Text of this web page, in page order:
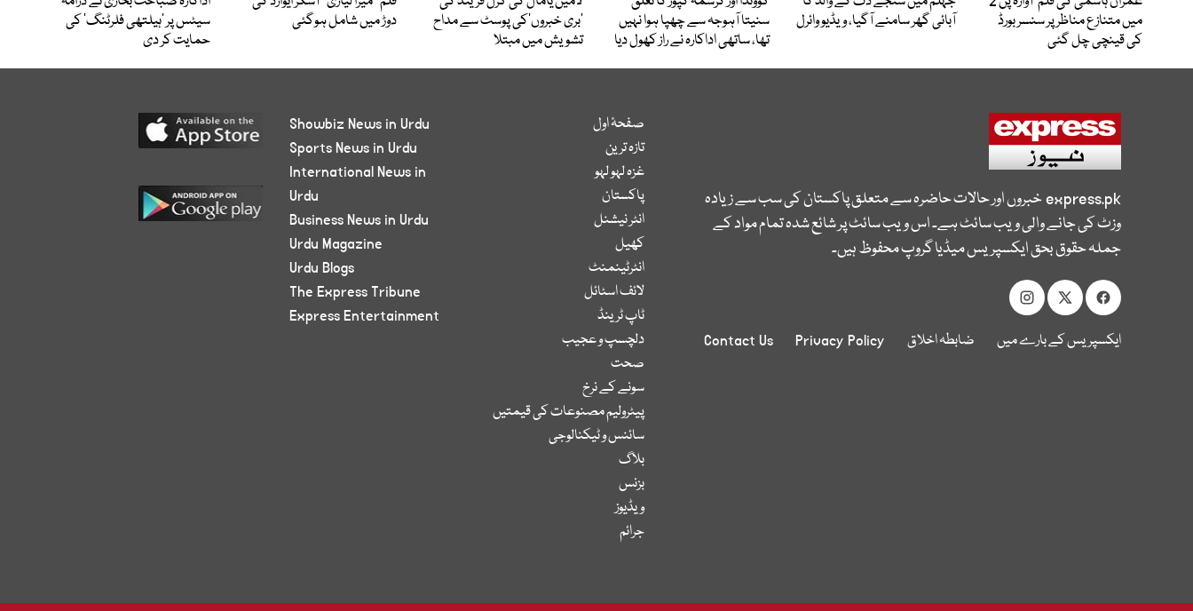
میں متنازع مناظر پر سنسر بورڈ
کی قینچی چل گئی
آبائی گھر سامنے آگیا، ویڈیو وائرل
سنیتا آہوجہ سے چھپا ہوا نہیں
تھا، ساتھی اداکارہ نے راز کھول دیا
’بری خبروں‘کی پوسٹ سے مداح
تشویش میں مبتلا
دوڑ میں شامل ہوگئی
سیٹس پر ’ہیلتھی فلرٹنگ‘ کی
حمایت کر دی
express.pkخبروں اور حالات حاضرہ سے متعلق پاکستان کی سب سے زیادہ
وزٹ کی جانے والی ویب سائٹ ہے۔ اس ویب سائٹ پر شائع شدہ تمام مواد کے
جملہ حقوق بحق ایکسپریس میڈیا گروپ محفوظ ہیں۔
ایکسپریس کے بارے میں ضابطہ اخلاق Privacy Policy
Contact Us
صفحۂ اول
تازہ ترین
غزہ لہو لہو
پاکستان
انٹر نیشنل
کھیل
انٹرٹینمنٹ
لائف اسٹائل
ٹاپ ٹرینڈ
دلچسپ و عجیب
صحت
سونے کے نرخ
پیٹرولیم مصنوعات کی قیمتیں
سائنس و ٹیکنالوجی
بلاگ
بزنس
ویڈیوز
جرائم
Showbiz News in Urdu
Sports News in Urdu
International News in
Urdu
Business News in Urdu
Urdu Magazine
Urdu Blogs
The Express Tribune
Express Entertainment